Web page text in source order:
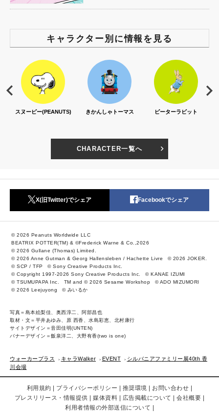
キャラクター別に情報を見る
きかんしゃトーマス ピーターラビット セサミストリー
CHARACTER一覧へ
X(旧Twitter)でシェア Facebookでシェア
© 2026 Peanuts Worldwide LLC
BEATRIX POTTER(TM) & ©Frederick Warne & Co.,2026
© 2026 Gullane (Thomas) Limited.
© 2026 Anne Gutman & Georg Hallensleben / Hachette Livre
© 2026 JOKER.
© SCP / TFP
© Sony Creative Products Inc.
© Copyright 1997-2026 Sony Creative Products Inc.
© KANAE IZUMI
© TSUMUPAPA Inc.
TM and © 2026 Sesame Workshop
© ADO MIZUMORI
© 2026 Leejuyong
© みいるか
写真＝島本絵梨佳、奥西淳二、阿部昌也
取材・文＝平井あゆみ、原 西香、水島彩恵、北村康行
サイトデザイン＝音田佳明(UNTEN)
バナーデザイン＝飯泉洋二、大野有香(two is one)
ウォーカープラス キャラWalker EVENT
シルバニアファミリー展40th 香
川会場
利用規約 プライバシーポリシー 推奨環境
お問い合わせ
プレスリリース・情報提供
媒体資料 広告掲載について
会社概要
利用者情報の外部送信について